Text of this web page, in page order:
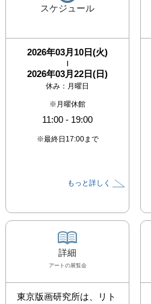
スケジュール
2026年03月10日(火)
|
2026年03月22日(日)
休み： 月曜日
※月曜休館
11:00 - 19:00
※最終日17:00まで
もっと詳しく
詳細
アート の展覧会
東京版画研究所は、リト